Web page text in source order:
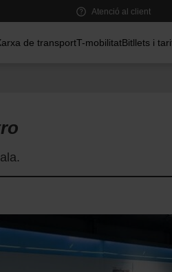
Atenció al client
de transportT-mobilitatBitllets i